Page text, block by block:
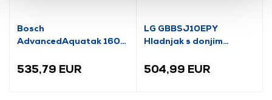
Bosch
AdvancedAquatak 160
(06008A7800)
535,79 EUR
LG GBBSJ10EPY
Hladnjak s donjim
504,99 EUR